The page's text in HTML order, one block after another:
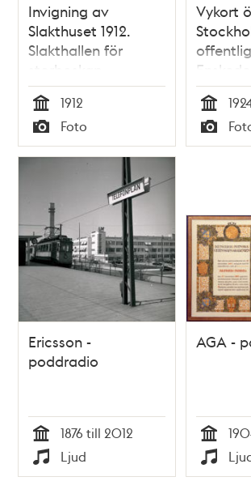
Invigning av
Slakthuset 1912.
Slakthallen för
storboskap
dekorerad för
invigning
Tid
1912
Typ
Foto
Vykort
Tid
Typ
Ericsson -
poddradio
Tid
1876 till 2012
Typ
Ljud
AGA -
Tid
Typ